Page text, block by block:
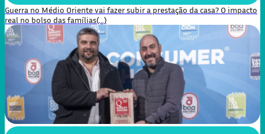
Guerra no Médio Oriente vai fazer subir a prestação da casa? O impacto
real no bolso das famílias(...)